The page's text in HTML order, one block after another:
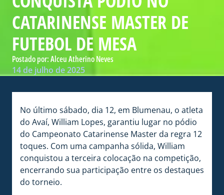
CATARINENSE MASTER DE
FUTEBOL DE MESA
Postado por:Alceu Atherino Neves
14 de julho de 2025
No último sábado, dia 12, em Blumenau, o atleta
do Avaí, William Lopes, garantiu lugar no pódio
do Campeonato Catarinense Master da regra 12
toques. Com uma campanha sólida, William
conquistou a terceira colocação na competição,
encerrando sua participação entre os destaques
do torneio.